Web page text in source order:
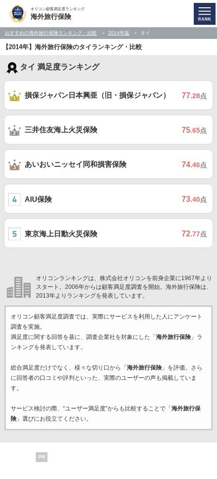
オリコン顧客満足度ランキング
海外旅行保険
おすすめの海外旅行保険ランキング・比較 2014年版 タイ
【2014年】海外旅行保険のタイランキング・比較
タイ 満足度ランキング
損保ジャパン日本興亜（旧・損保ジャパン） 77.28点
三井住友海上火災保険 75.65点
あいおいニッセイ同和損害保険 74.46点
AIU保険 73.40点
東京海上日動火災保険 72.77点
オリコンランキングは、株式会社オリコンを前身企業に1967年より
スタート。2006年からは顧客満足度調査を開始。海外旅行保険は、
2013年よりランキングを発表しています。
オリコン顧客満足度調査では、実際にサービスを利用した 人にアンケート
調査を実施。
満足度に関する回答を基に、調査企業社を対象にした「 海外旅行保険」ラ
ンキングを発表しています。
総合満足度だけでなく、様々な切り口から「 海外旅行保険」を評価。さら
に回答者の口コミや評判といった、実際のユーザーの声も掲載していま
す。
サービス検討の際、“ユーザー満足度”からも比較することで「 海外旅行保
険」選びにお役立てください。
PR